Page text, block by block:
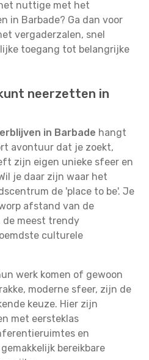
nuttige met het
in Barbade? Ga dan voor
vergaderzalen, snel
toegang tot belangrijke
neerzetten in
in Barbade hangt
avontuur dat je zoekt,
zijn eigen unieke sfeer en
je daar zijn waar het
de 'place to be'. Je
afstand van de
meest trendy
culturele
werk komen of gewoon
moderne sfeer, zijn de
keuze. Hier zijn
met eersteklas
en
bereikbare